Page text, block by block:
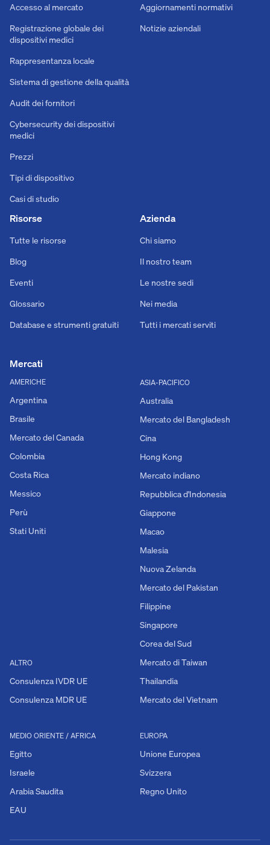
Aggiornamenti normativi
Notizie aziendali
Accesso al mercato
Registrazione globale dei
dispositivi medici
Rappresentanza locale
Sistema di gestione della qualità
Audit dei fornitori
Cybersecurity dei dispositivi
medici
Prezzi
Tipi di dispositivo
Casi di studio
Risorse
Tutte le risorse
Blog
Eventi
Glossario
Database e strumenti gratuiti
Azienda
Chi siamo
Il nostro team
Le nostre sedi
Nei media
Tutti i mercati serviti
Mercati
AMERICHE
Argentina
Brasile
Mercato del Canada
Colombia
Costa Rica
Messico
Perù
Stati Uniti
ALTRO
Consulenza IVDR UE
Consulenza MDR UE
EUROPA
Unione Europea
Svizzera
Regno Unito
MEDIO ORIENTE / AFRICA
Egitto
Israele
Arabia Saudita
EAU
ASIA-PACIFICO
Australia
Mercato del Bangladesh
Cina
Hong Kong
Mercato indiano
Repubblica d'Indonesia
Giappone
Macao
Malesia
Nuova Zelanda
Mercato del Pakistan
Filippine
Singapore
Corea del Sud
Mercato di Taiwan
Thailandia
Mercato del Vietnam